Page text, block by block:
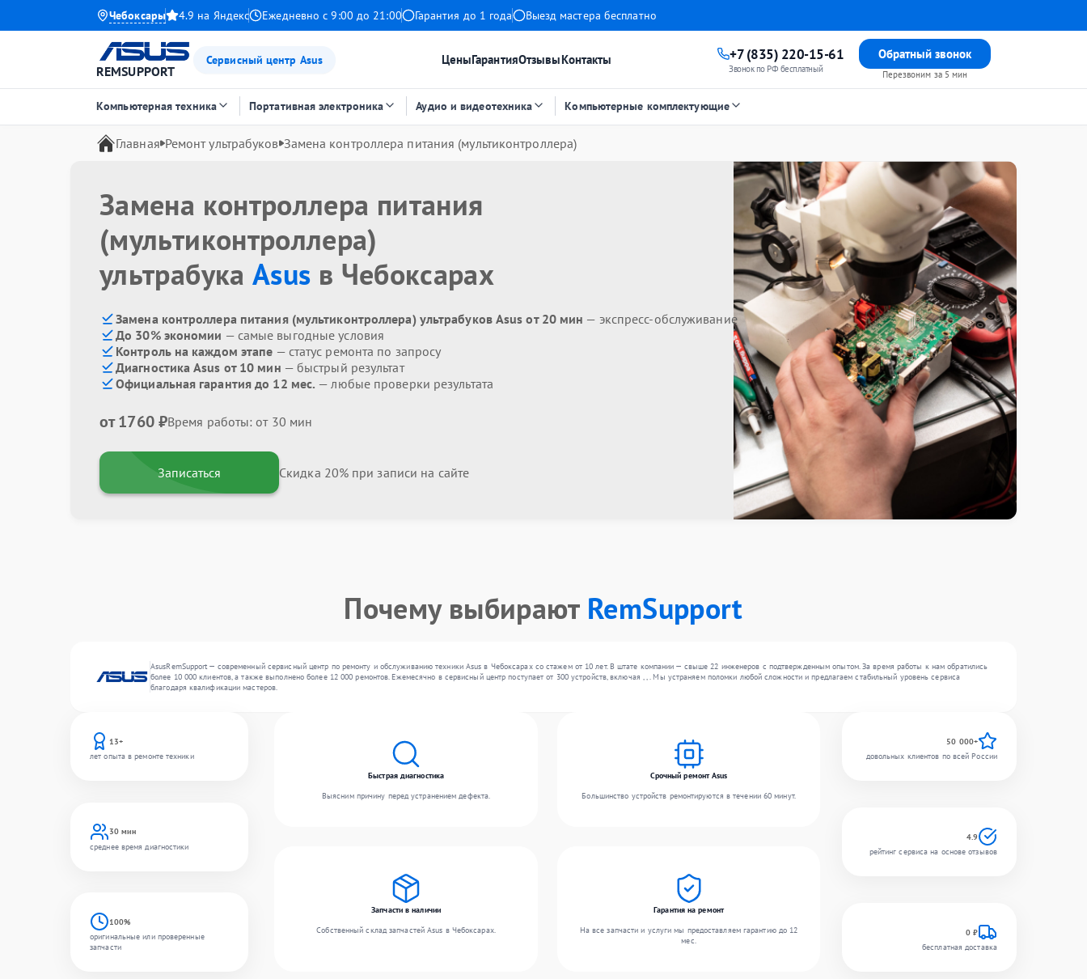
Чебоксары 4.9 на Яндекс Ежедневно с 9:00 до 21:00 Гарантия до 1 года Выезд мастера бесплатно
REMSUPPORT
Сервисный центр Asus ЦеныГарантияОтзывыКонтакты +7 (835) 220-15-61
Звонок по РФ бесплатный
Обратный звонок
Перезвоним за 5 мин
Компьютерная техника Портативная электроника Аудио и видеотехника Компьютерные комплектующие
Главная Ремонт ультрабуков Замена контроллера питания (мультиконтроллера)
Замена контроллера питания
(мультиконтроллера)
ультрабука Asus в Чебоксарах
Замена контроллера питания (мультиконтроллера) ультрабуков Asus от 20 мин — экспресс-обслуживание
До 30% экономии — самые выгодные условия
Контроль на каждом этапе — статус ремонта по запросу
Диагностика Asus от 10 мин — быстрый результат
Официальная гарантия до 12 мес. — любые проверки результата
от 1760 ₽Время работы: от 30 мин
Записаться Скидка 20% при записи на сайте
Почему выбирают RemSupport
AsusRemSupport — современный сервисный центр по ремонту и обслуживанию техники Asus в Чебоксарах со стажем от 10 лет. В штате компании — свыше 22 инженеров с подтвержденным опытом. За время работы к нам обратились
более 10 000 клиентов, а также выполнено более 12 000 ремонтов. Ежемесячно в сервисный центр поступает от 300 устройств, включая , , . Мы устраняем поломки любой сложности и предлагаем стабильный уровень сервиса
благодаря квалификации мастеров.
13+
лет опыта в ремонте техники
30 мин
среднее время диагностики
100%
оригинальные или проверенные
запчасти
Быстрая диагностика
Выясним причину перед устранением дефекта.
Срочный ремонт Asus
Большинство устройств ремонтируются в течении 60 минут.
Запчасти в наличии
Собственный склад запчастей Asus в Чебоксарах.
Гарантия на ремонт
На все запчасти и услуги мы предоставляем гарантию до 12
мес.
50 000+
довольных клиентов по всей России
4.9
рейтинг сервиса на основе отзывов
0 ₽
бесплатная доставка